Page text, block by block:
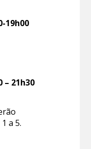
19h00
– 21h30
a 5.